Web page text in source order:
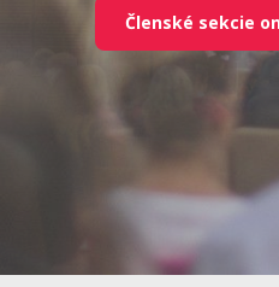
Členské sekcie